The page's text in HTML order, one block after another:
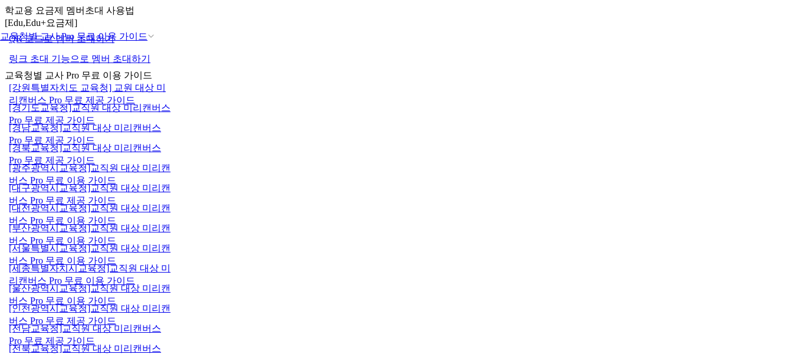
교육청별 교사 Pro 무료 이용 가이드
학교용 요금제 멤버초대 사용법
[Edu,Edu+요금제]
QR 코드로 멤버 초대하기
링크 초대 기능으로 멤버 초대하기
교육청별 교사 Pro 무료 이용 가이드
[강원특별자치도 교육청] 교원 대상 미
리캔버스 Pro 무료 제공 가이드
[경기도교육청]교직원 대상 미리캔버스
Pro 무료 제공 가이드
[경남교육청]교직원 대상 미리캔버스
Pro 무료 제공 가이드
[경북교육청]교직원 대상 미리캔버스
Pro 무료 제공 가이드
[광주광역시교육청]교직원 대상 미리캔
버스 Pro 무료 이용 가이드
[대구광역시교육청]교직원 대상 미리캔
버스 Pro 무료 제공 가이드
[대전광역시교육청]교직원 대상 미리캔
버스 Pro 무료 이용 가이드
[부산광역시교육청]교직원 대상 미리캔
버스 Pro 무료 이용 가이드
[서울특별시교육청]교직원 대상 미리캔
버스 Pro 무료 이용 가이드
[세종특별자치시교육청]교직원 대상 미
리캔버스 Pro 무료 이용 가이드
[울산광역시교육청]교직원 대상 미리캔
버스 Pro 무료 이용 가이드
[인천광역시교육청]교직원 대상 미리캔
버스 Pro 무료 제공 가이드
[전남교육청]교직원 대상 미리캔버스
Pro 무료 제공 가이드
[전북교육청]교직원 대상 미리캔버스